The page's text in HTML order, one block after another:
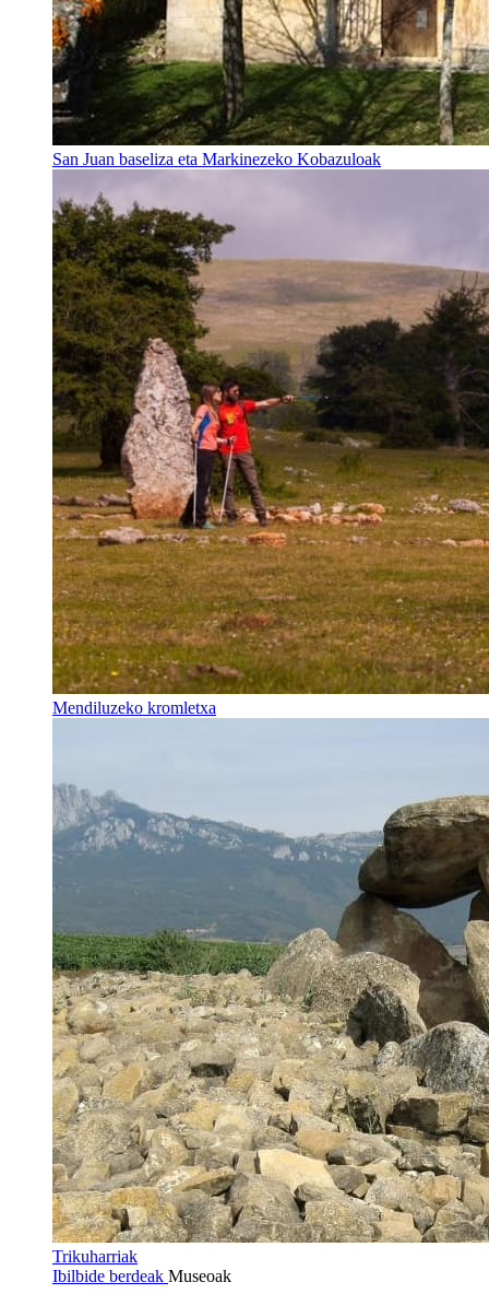
San Juan baseliza eta Markinezeko Kobazuloak
Mendiluzeko kromletxa
Trikuharriak
Ibilbide berdeak Museoak